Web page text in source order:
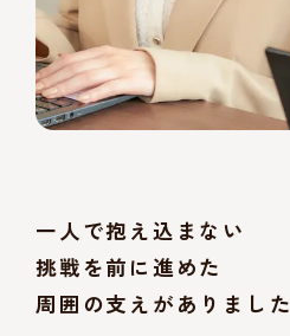
一人で抱え込まない
挑戦を前に進めた
周囲の支えがありました